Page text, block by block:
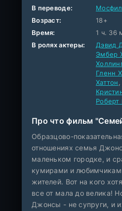
В переводе:
Возраст:
18+
Время:
1 ч. 36
В ролях актеры:
Дэвид
Эмбер
Гленн
Хаттон ,
Роберт
Про что фильм
Образцово-
отношениях семья
маленьком городке, и
кумирами и
жителей. Вот на кого
все от мала до велика!
Джонсы - не супруги, и